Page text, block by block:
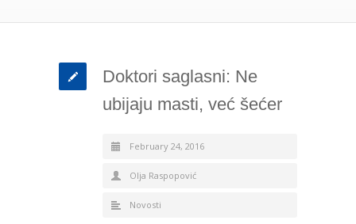
Doktori saglasni: Ne
ubijaju masti, već šećer
February 24, 2016
Olja Raspopović
Novosti